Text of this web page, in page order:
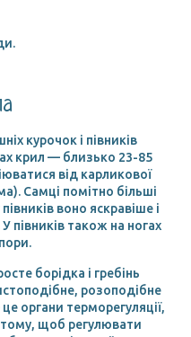
курочок і півників
крил — близько 23-85
від карликової
Самці помітно більші
воно яскравіше і
півників також на ногах
борідка і гребінь
розоподібне
органи терморегуляції,
тому, щоб регулювати